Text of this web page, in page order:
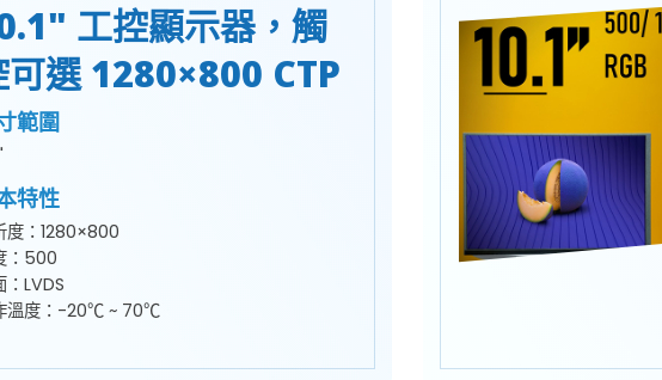
工控顯示器，觸
可選 1280×800 CTP
範圍
特性
度：1280×800
：500
：LVDS
溫度：-20℃ ~ 70℃